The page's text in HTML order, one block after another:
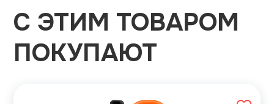
С ЭТИМ ТОВАРОМ
ПОКУПАЮТ